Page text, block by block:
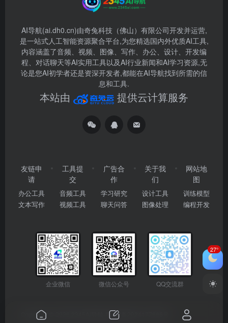
AI导航(ai.dh0.cn)由奇兔科技（佛山）有限公司开发并运营,
是一站式人工智能资源聚合平台,为您精选国内外优质AI工具,
内容涵盖了音频、视频、图像、写作、办公、设计、开发编
程、对话聊天等AI实用工具以及AI行业新闻和AI学习资源,无
论是您AI初学者还是资深开发者,都能在AI导航找到所需的信
息和工具.
本站由 提供云计算服务
友链申
请
办公工具
文本写作
工具提
交
音频工具
视频工具
广告合
作
学习研究
聊天问答
关于我
们
设计工具
图像处理
网站地
图
训练模型
编程开发
企业微信 微信公众号 QQ交流群
Copyright © 2026 粤ICP备2024177666号
27°